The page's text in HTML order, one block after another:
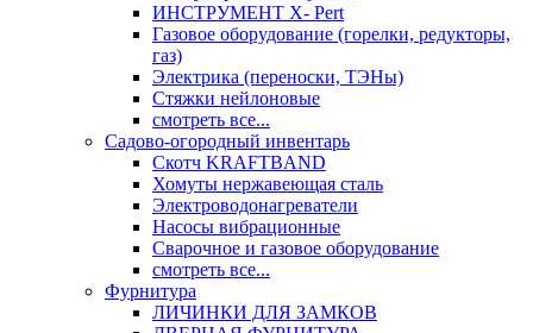
ИНСТРУМЕНТ X- Pert
Газовое оборудование (горелки, редукторы,
газ)
Электрика (переноски, ТЭНы)
Стяжки нейлоновые
смотреть все...
Садово-огородный инвентарь
Скотч KRAFTBAND
Хомуты нержавеющая сталь
Электроводонагреватели
Насосы вибрационные
Сварочное и газовое оборудование
смотреть все...
Фурнитура
ЛИЧИНКИ ДЛЯ ЗАМКОВ